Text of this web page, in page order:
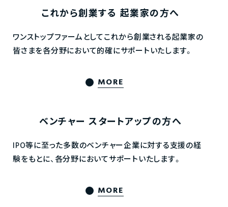
これから創業する 起業家の方へ
ワンストップファームとしてこれから創業される起業家の
皆さまを各分野において的確にサポートいたします。
MORE
ベンチャー スタートアップの方へ
IPO等に至った多数のベンチャー企業に対する支援の経
験をもとに、各分野においてサポートいたします。
MORE